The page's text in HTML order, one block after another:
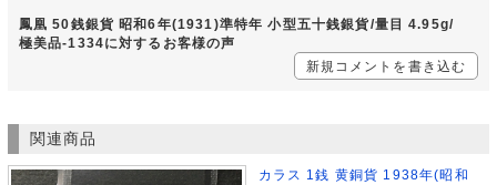
鳳凰 50銭銀貨 昭和6年(1931)準特年 小型五十銭銀貨/量目 4.95g/
極美品-1334に対するお客様の声
新規コメントを書き込む
関連商品
カラス 1銭 黄銅貨 1938年(昭和